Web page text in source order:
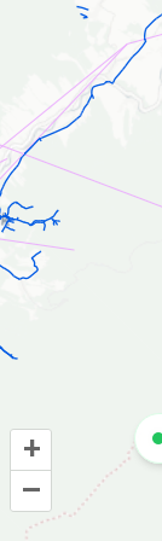
+
–